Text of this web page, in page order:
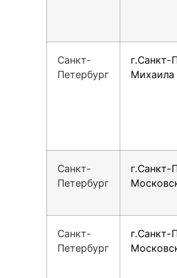
Санкт-
Петербург
г.Санкт-
Михаила
Санкт-
Петербург
г.Санкт-
Санкт-
Петербург
г.Санкт-